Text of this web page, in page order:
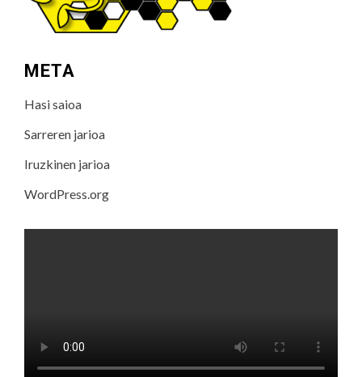
META
Hasi saioa
Sarreren jarioa
Iruzkinen jarioa
WordPress.org